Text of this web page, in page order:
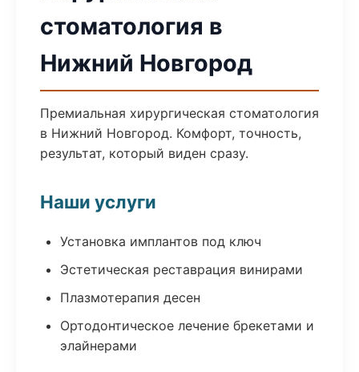
стоматология в
Нижний Новгород
Премиальная хирургическая стоматология
в Нижний Новгород. Комфорт, точность,
результат, который виден сразу.
Наши услуги
Установка имплантов под ключ
Эстетическая реставрация винирами
Плазмотерапия десен
Ортодонтическое лечение брекетами и
элайнерами